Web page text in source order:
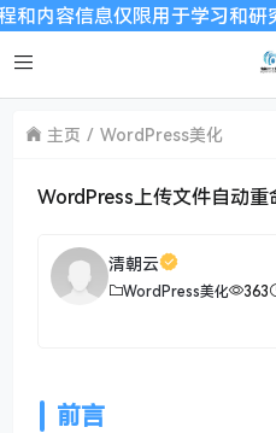
内容信息仅限用于学习和研
主页 WordPress美化
WordPress上传文件自动重
清朝云
WordPress美化 363
前言